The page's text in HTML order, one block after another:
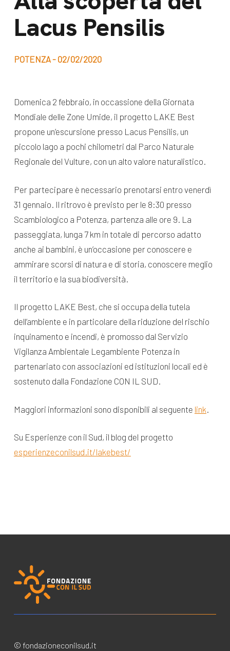
Lacus Pensilis
POTENZA - 02/02/2020
Domenica 2 febbraio, in occassione della Giornata
Mondiale delle Zone Umide, il progetto LAKE Best
propone un’escursione presso Lacus Pensilis, un
piccolo lago a pochi chilometri dal Parco Naturale
Regionale del Vulture, con un alto valore naturalistico.
Per partecipare è necessario prenotarsi entro venerdì
31 gennaio. Il ritrovo è previsto per le 8:30 presso
Scambiologico a Potenza, partenza alle ore 9. La
passeggiata, lunga 7 km in totale di percorso adatto
anche ai bambini, è un’occasione per conoscere e
ammirare scorsi di natura e di storia, conoscere meglio
il territorio e la sua biodiversità.
Il progetto LAKE Best, che si occupa della tutela
dell’ambiente e in particolare della riduzione del rischio
inquinamento e incendi, è promosso dal Servizio
Vigilanza Ambientale Legambiente Potenza in
partenariato con associazioni ed istituzioni locali ed è
sostenuto dalla Fondazione CON IL SUD.
Maggiori informazioni sono disponibili al seguente link
Su Esperienze con il Sud, il blog del progetto
esperienzeconilsud.it/lakebest/
© fondazioneconilsud.it
Lavora con noi
Bilancio di
missione
appuntamenti
News
Appuntamenti
dal Sud
Campagne
Videomagazine
e blog progetti
Seguici sui social: